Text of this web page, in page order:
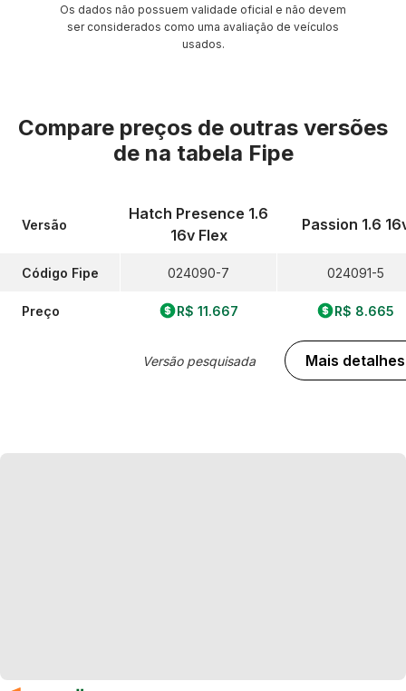
Os dados não possuem validade oficial e não devem
ser considerados como uma avaliação de veículos
usados.
Compare preços de outras versões
de na tabela Fipe
Versão
Código Fipe
Preço
Hatch Presence 1.6
16v Flex
024090-7
R$ 11.667
Versão pesquisada
Passion 1.6
024091-5
R$ 8.665
Mais detalhes